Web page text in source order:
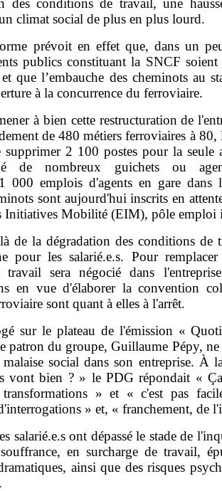
des conditions de travail, une
climat social de plus en plus lourd.
prévoit en effet que, dans un
publics constituant la SNCF soient
que l’embauche des cheminots au
à la concurrence du ferroviaire.
à bien cette restructuration de
de 480 métiers ferroviaires à
supprimer 2 100 postes pour la seule
de nombreux guichets ou
000 emplois d'agents en gare dans
sont aujourd'hui inscrits en
Initiatives Mobilité (EIM), pôle emploi
de la dégradation des conditions de
pour les salarié.e.s. Pour
travail sera négocié dans
en vue d'élaborer la convention
sont quant à elles à l'arrêt.
sur le plateau de l'émission «
patron du groupe, Guillaume Pépy,
malaise social dans son entreprise. À
vont bien ? » le PDG répondait «
transformations » et « c'est pas
» et, « franchement, de
salarié.e.s ont dépassé le stade de
en surcharge de travail,
ainsi que des risques